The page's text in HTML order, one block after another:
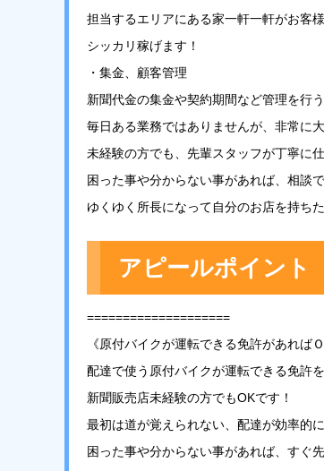
担当するエリアにある家一軒一軒がお客
シッカリ稼げます！
・集金、顧客管理
新聞代金の集金や契約期間など管理を行う
毎日ある業務ではありませんが、非常に大
未経験の方でも、先輩スタッフが丁寧に
困った事や分からない事があれば、相談
ゆくゆく所長になって自分のお店を持ち
アピールポイント
====================
《原付バイクが運転できる免許があればＯ
配達で使う原付バイクが運転できる免許
新聞販売店未経験の方でもOKです！
最初は道が覚えられない、配達が効率的
困った事や分からない事があれば、すぐ